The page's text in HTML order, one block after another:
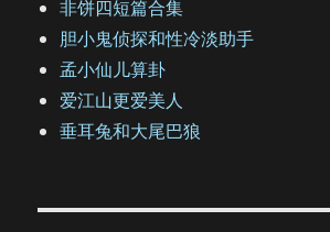
非饼四短篇合集
胆小鬼侦探和性冷淡助手
孟小仙儿算卦
爱江山更爱美人
垂耳兔和大尾巴狼